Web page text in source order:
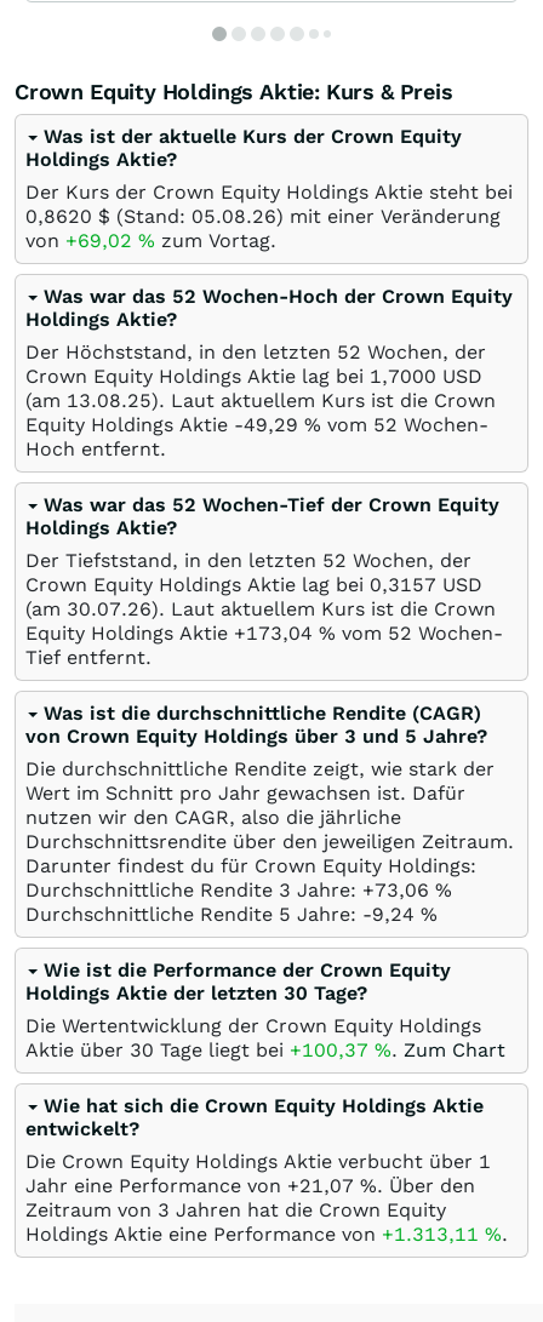
Crown Equity Holdings Aktie: Kurs & Preis
Was ist der aktuelle Kurs der Crown Equity
Holdings Aktie?
Der Kurs der Crown Equity Holdings Aktie steht bei
0,8620 $ (Stand: 05.08.26) mit einer Veränderung
von +69,02 % zum Vortag.
Was war das 52 Wochen-Hoch der Crown Equity
Holdings Aktie?
Der Höchststand, in den letzten 52 Wochen, der
Crown Equity Holdings Aktie lag bei 1,7000 USD
(am 13.08.25). Laut aktuellem Kurs ist die Crown
Equity Holdings Aktie -49,29 % vom 52 Wochen-
Hoch entfernt.
Was war das 52 Wochen-Tief der Crown Equity
Holdings Aktie?
Der Tiefststand, in den letzten 52 Wochen, der
Crown Equity Holdings Aktie lag bei 0,3157 USD
(am 30.07.26). Laut aktuellem Kurs ist die Crown
Equity Holdings Aktie +173,04 % vom 52 Wochen-
Tief entfernt.
Was ist die durchschnittliche Rendite (CAGR)
von Crown Equity Holdings über 3 und 5 Jahre?
Die durchschnittliche Rendite zeigt, wie stark der
Wert im Schnitt pro Jahr gewachsen ist. Dafür
nutzen wir den CAGR, also die jährliche
Durchschnittsrendite über den jeweiligen Zeitraum.
Darunter findest du für Crown Equity Holdings:
Durchschnittliche Rendite 3 Jahre: +73,06 %
Durchschnittliche Rendite 5 Jahre: -9,24 %
Wie ist die Performance der Crown Equity
Holdings Aktie der letzten 30 Tage?
Die Wertentwicklung der Crown Equity Holdings
Aktie über 30 Tage liegt bei +100,37 %. Zum Chart
Wie hat sich die Crown Equity Holdings Aktie
entwickelt?
Die Crown Equity Holdings Aktie verbucht über 1
Jahr eine Performance von +21,07 %. Über den
Zeitraum von 3 Jahren hat die Crown Equity
Holdings Aktie eine Performance von +1.313,11 %.